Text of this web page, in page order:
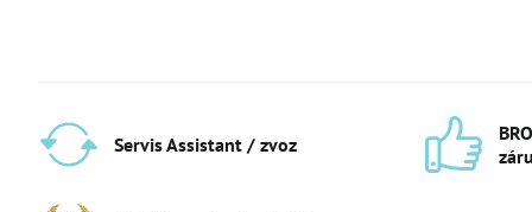
Servis Assistant / zvoz